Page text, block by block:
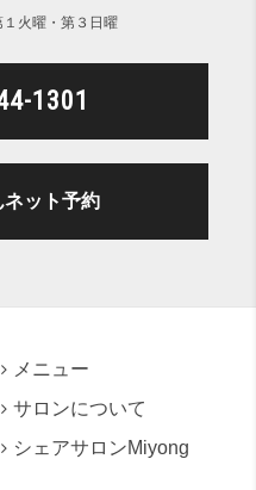
火曜・第３日曜
1301
ット予約
メニュー
サロンについて
シェアサロンMiyong